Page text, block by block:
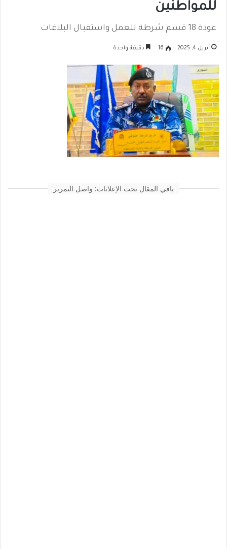
للمواطنين
عودة 18 قسم شرطة للعمل واستقبال البلاغات
أبريل 4, 2025 16 دقيقة واحدة
باقي المقال تحت الإعلانات: واصل التمرير